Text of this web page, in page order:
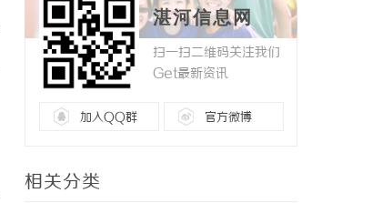
湛河信息网
扫一扫二维码关注我们
Get最新资讯
加入QQ群 官方微博
相关分类